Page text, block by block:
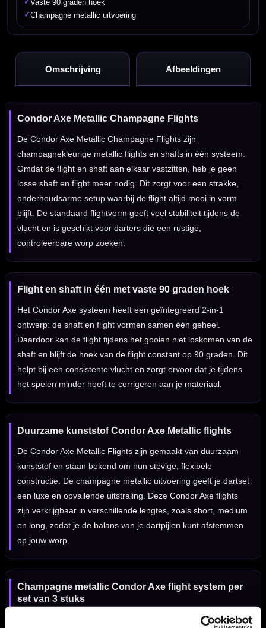
✓Vaste 90 graden hoek
✓Champagne metallic uitvoering
Omschrijving Afbeeldingen
Condor Axe Metallic Champagne Flights
De Condor Axe Metallic Champagne Flights zijn
champagnekleurige metallic flights en shafts in één systeem.
Omdat de flight en shaft aan elkaar vastzitten, heb je geen
losse shaft en flight meer nodig. Dit zorgt voor een strakke,
onderhoudsarme setup waarbij de flight altijd mooi in vorm
blijft. De standaard flightvorm geeft veel stabiliteit tijdens de
vlucht en is geschikt voor darters die een rustige,
controleerbare worp zoeken.
Flight en shaft in één met vaste 90 graden hoek
Het Condor Axe systeem heeft een geïntegreerd 2-in-1
ontwerp: de shaft en flight vormen samen één geheel.
Daardoor kan de flight tijdens het gooien niet loskomen van de
shaft en blijft de hoek van de flight constant op 90 graden. Dit
helpt bij een consistente vlucht en zorgt ervoor dat je tijdens
het spelen minder hoeft te corrigeren aan je materiaal.
Duurzame kunststof Condor Axe Metallic flights
De Condor Axe Metallic Flights zijn gemaakt van duurzaam
kunststof en staan bekend om hun stevige, flexibele
constructie. De champagne metallic uitvoering geeft je dartset
een luxe en opvallende uitstraling. Deze Condor Axe flights
zijn verkrijgbaar in verschillende lengtes, zoals short, medium
en long, zodat je de balans van je dartpijlen kunt afstemmen
op jouw worp.
Champagne metallic Condor Axe flight system per
set van 3 stuks
De Condor Axe Metallic Champagne Flights worden geleverd